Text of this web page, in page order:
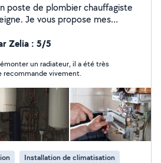
Je vous propose mes
thermique. Réglage et
de chaudière, climatisation.
mes
à améliorer vos factures
Zelia : 5/5
un radiateur, il a été très
recommande vivement.
Installation de climatisation